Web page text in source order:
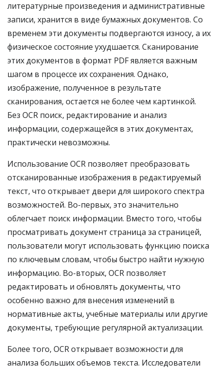
литературные произведения и административные
записи, хранится в виде бумажных документов. Со
временем эти документы подвергаются износу, а их
физическое состояние ухудшается. Сканирование
этих документов в формат PDF является важным
шагом в процессе их сохранения. Однако,
изображение, полученное в результате
сканирования, остается не более чем картинкой.
Без OCR поиск, редактирование и анализ
информации, содержащейся в этих документах,
практически невозможны.
Использование OCR позволяет преобразовать
отсканированные изображения в редактируемый
текст, что открывает двери для широкого спектра
возможностей. Во-первых, это значительно
облегчает поиск информации. Вместо того, чтобы
просматривать документ страница за страницей,
пользователи могут использовать функцию поиска
по ключевым словам, чтобы быстро найти нужную
информацию. Во-вторых, OCR позволяет
редактировать и обновлять документы, что
особенно важно для внесения изменений в
нормативные акты, учебные материалы или другие
документы, требующие регулярной актуализации.
Более того, OCR открывает возможности для
анализа больших объемов текста. Исследователи